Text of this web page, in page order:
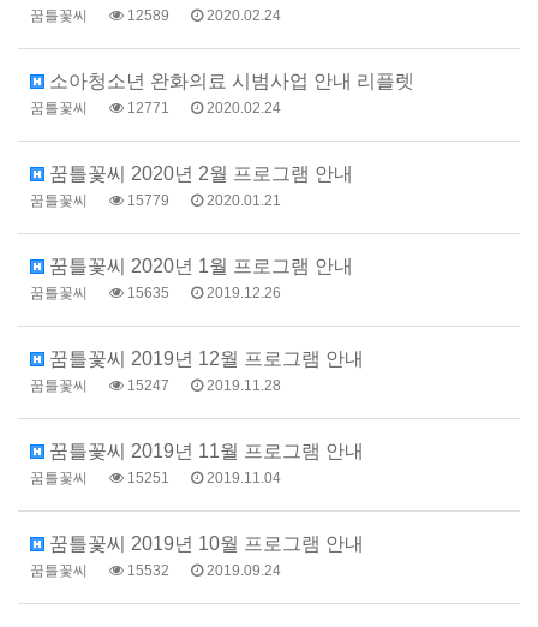
꿈틀꽃씨 12589 2020.02.24
소아청소년 완화의료 시범사업 안내 리플렛
꿈틀꽃씨 12771 2020.02.24
꿈틀꽃씨 2020년 2월 프로그램 안내
꿈틀꽃씨 15779 2020.01.21
꿈틀꽃씨 2020년 1월 프로그램 안내
꿈틀꽃씨 15635 2019.12.26
꿈틀꽃씨 2019년 12월 프로그램 안내
꿈틀꽃씨 15247 2019.11.28
꿈틀꽃씨 2019년 11월 프로그램 안내
꿈틀꽃씨 15251 2019.11.04
꿈틀꽃씨 2019년 10월 프로그램 안내
꿈틀꽃씨 15532 2019.09.24